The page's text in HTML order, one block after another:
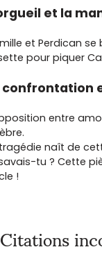
et la
et Perdican
pour piquer
confrontation
entre
naît de
tu ? Cette
!
Citations